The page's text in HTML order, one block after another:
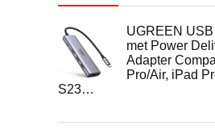
UGREEN
met Power
Adapter
Pro/Air, iPad
S23…